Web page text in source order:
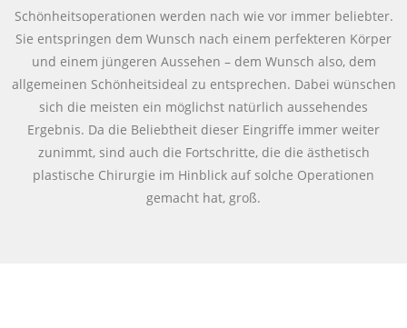
Schönheitsoperationen werden nach wie vor immer beliebter.
Sie entspringen dem Wunsch nach einem perfekteren Körper
und einem jüngeren Aussehen – dem Wunsch also, dem
allgemeinen Schönheitsideal zu entsprechen. Dabei wünschen
sich die meisten ein möglichst natürlich aussehendes
Ergebnis. Da die Beliebtheit dieser Eingriffe immer weiter
zunimmt, sind auch die Fortschritte, die die ästhetisch
plastische Chirurgie im Hinblick auf solche Operationen
gemacht hat, groß.